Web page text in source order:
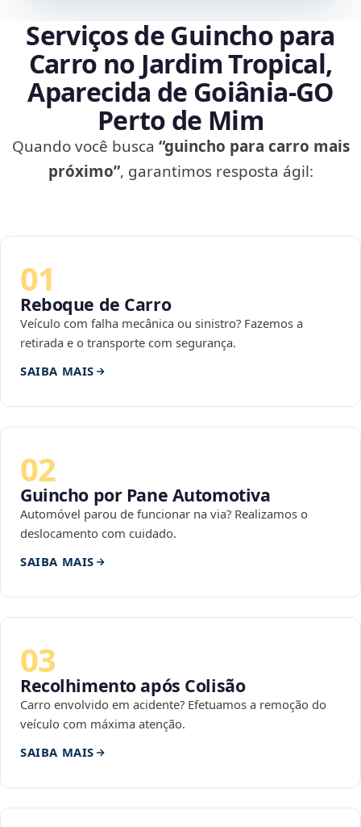
Serviços de Guincho para
Carro no Jardim Tropical,
Aparecida de Goiânia‑GO
Perto de Mim
Quando você busca “guincho para carro mais
próximo”, garantimos resposta ágil:
01
Reboque de Carro
Veículo com falha mecânica ou sinistro? Fazemos a
retirada e o transporte com segurança.
SAIBA MAIS
02
Guincho por Pane Automotiva
Automóvel parou de funcionar na via? Realizamos o
deslocamento com cuidado.
SAIBA MAIS
03
Recolhimento após Colisão
Carro envolvido em acidente? Efetuamos a remoção do
veículo com máxima atenção.
SAIBA MAIS